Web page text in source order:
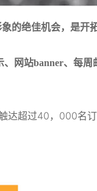
的绝佳机会，是开
、网站banner、每
达超过40，000名